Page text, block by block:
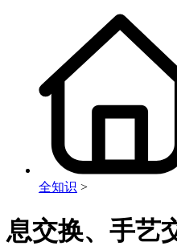
全知识 >
息交换、手艺